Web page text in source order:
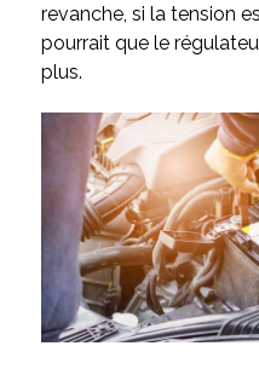
revanche, si la tension
pourrait que le
plus.